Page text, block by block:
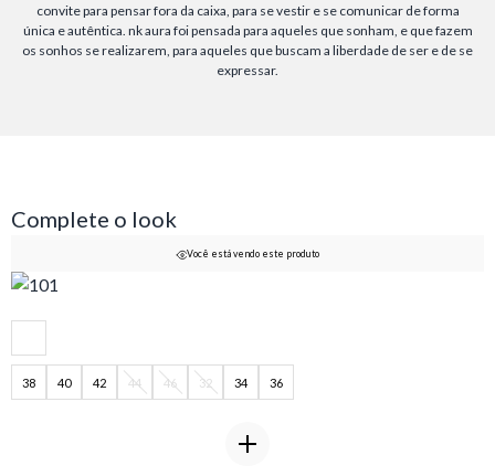
convite para pensar fora da caixa, para se vestir e se comunicar de forma
única e autêntica. nk aura foi pensada para aqueles que sonham, e que fazem
os sonhos se realizarem, para aqueles que buscam a liberdade de ser e de se
expressar.
Complete o look
Você está vendo este produto
38 40 42 44 46 32 34 36